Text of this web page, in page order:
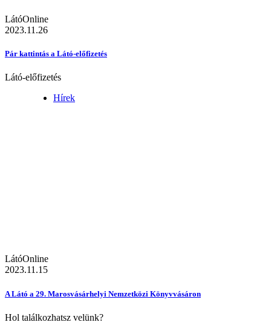
LátóOnline
2023.11.26
Pár kattintás a Látó-előfizetés
Látó-előfizetés
Hírek
LátóOnline
2023.11.15
A Látó a 29. Marosvásárhelyi Nemzetközi Könyvvásáron
Hol találkozhatsz velünk?